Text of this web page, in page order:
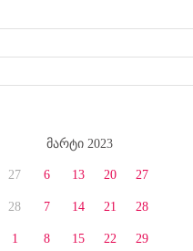
მარტი 2023
27
28
1
6
7
8
13
14
15
20
21
22
27
28
29